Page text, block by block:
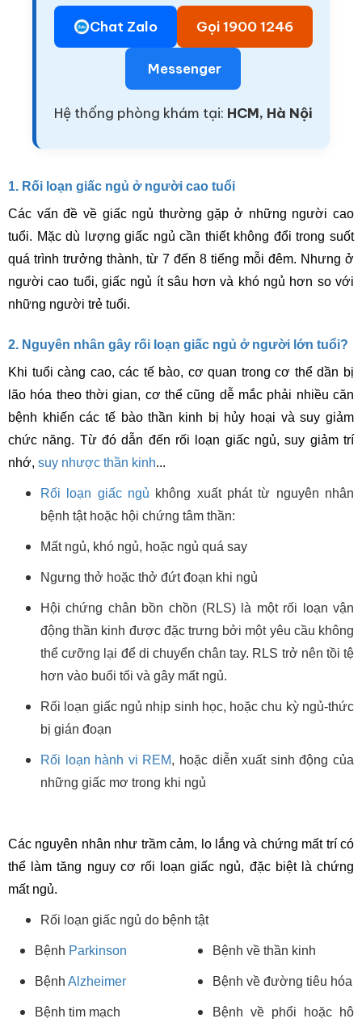
Chat Zalo Gọi 1900 1246
Messenger
Hệ thống phòng khám tại: HCM, Hà Nội
1. Rối loạn giấc ngủ ở người cao tuổi
Các vấn đề về giấc ngủ thường gặp ở những người cao
tuổi. Mặc dù lượng giấc ngủ cần thiết không đổi trong suốt
quá trình trưởng thành, từ 7 đến 8 tiếng mỗi đêm. Nhưng ở
người cao tuổi, giấc ngủ ít sâu hơn và khó ngủ hơn so với
những người trẻ tuổi.
2. Nguyên nhân gây rối loạn giấc ngủ ở người lớn tuổi?
Khi tuổi càng cao, các tế bào, cơ quan trong cơ thể dần bị
lão hóa theo thời gian, cơ thể cũng dễ mắc phải nhiều căn
bệnh khiến các tế bào thần kinh bị hủy hoại và suy giảm
chức năng. Từ đó dẫn đến rối loạn giấc ngủ, suy giảm trí
nhớ, suy nhược thần kinh...
Rối loạn giấc ngủ không xuất phát từ nguyên nhân
bệnh tật hoặc hội chứng tâm thần:
Mất ngủ, khó ngủ, hoặc ngủ quá say
Ngưng thở hoặc thở đứt đoạn khi ngủ
Hội chứng chân bồn chồn (RLS) là một rối loạn vận
động thần kinh được đặc trưng bởi một yêu cầu không
thể cưỡng lại để di chuyển chân tay. RLS trở nên tồi tệ
hơn vào buổi tối và gây mất ngủ.
Rối loạn giấc ngủ nhịp sinh học, hoặc chu kỳ ngủ-thức
bị gián đoạn
Rối loạn hành vi REM, hoặc diễn xuất sinh động của
những giấc mơ trong khi ngủ
Các nguyên nhân như trầm cảm, lo lắng và chứng mất trí có
thể làm tăng nguy cơ rối loạn giấc ngủ, đặc biệt là chứng
mất ngủ.
Rối loạn giấc ngủ do bệnh tật
Bệnh Parkinson
Bệnh Alzheimer
Bệnh tim mạch
Bệnh về thần kinh
Bệnh về đường tiêu hóa
Bệnh về phổi hoặc hô